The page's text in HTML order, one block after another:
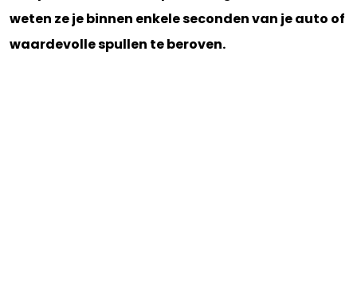
weten ze je binnen enkele seconden van je auto of
waardevolle spullen te beroven.